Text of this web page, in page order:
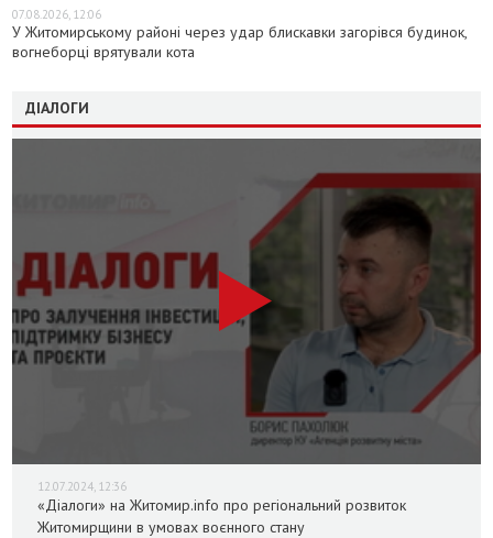
07.08.2026, 12:06
У Житомирському районі через удар блискавки загорівся будинок,
вогнеборці врятували кота
ДІАЛОГИ
12.07.2024, 12:36
«Діалоги» на Житомир.info про регіональний розвиток
Житомирщини в умовах воєнного стану